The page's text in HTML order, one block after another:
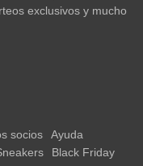
exclusivos y mucho
socios
Ayuda
Black Friday